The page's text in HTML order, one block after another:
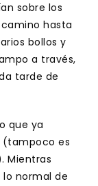
sobre los
hasta
bollos y
a través,
tarde de
que ya
(tampoco es
Mientras
lo normal de